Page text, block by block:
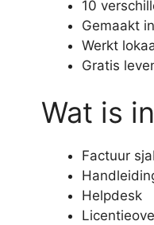
10
Gemaakt
Werkt
Gratis
Wat is
Factuur
Helpdesk